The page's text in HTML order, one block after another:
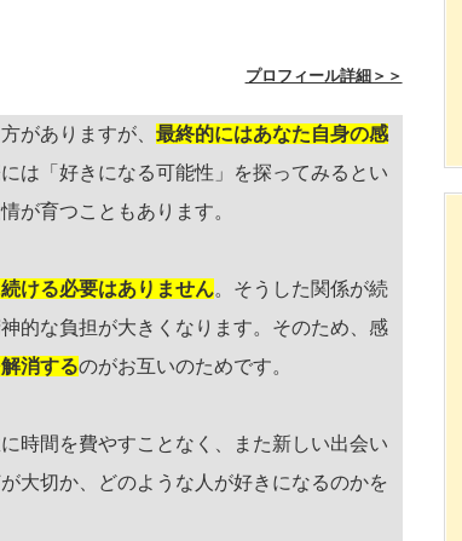
プロフィール詳細＞＞
がありますが、 最終的にはあなた自身の感
は「好きになる可能性」を探ってみるとい
が育つこともあります。
ける必要はありません。そうした関係が続
的な負担が大きくなります。そのため、感
消するのがお互いのためです。
時間を費やすことなく、また新しい出会い
大切か、どのような人が好きになるのかを